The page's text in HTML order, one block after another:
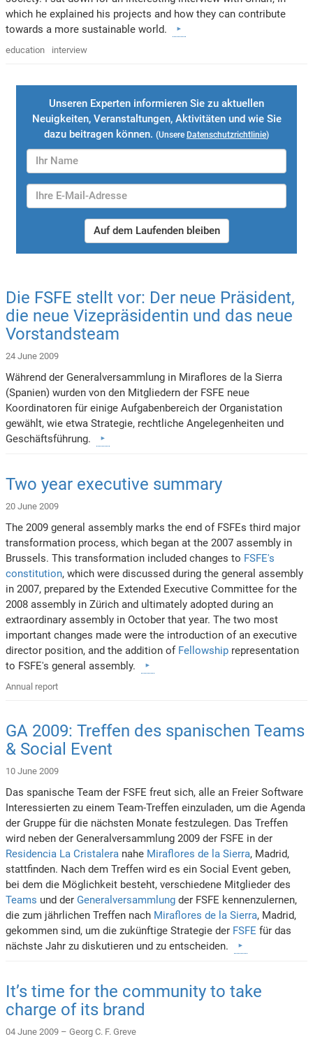
which he explained his projects and how they can contribute
towards a more sustainable world.
education interview
Unseren Experten informieren Sie zu aktuellen
Neuigkeiten, Veranstaltungen, Aktivitäten und wie Sie
dazu beitragen können. (Unsere Datenschutzrichtlinie)
Auf dem Laufenden bleiben
Die FSFE stellt vor: Der neue Präsident,
die neue Vizepräsidentin und das neue
Vorstandsteam
24 June 2009
Während der Generalversammlung in Miraflores de la Sierra
(Spanien) wurden von den Mitgliedern der FSFE neue
Koordinatoren für einige Aufgabenbereich der Organistation
gewählt, wie etwa Strategie, rechtliche Angelegenheiten und
Geschäftsführung.
Two year executive summary
20 June 2009
The 2009 general assembly marks the end of FSFEs third major
transformation process, which began at the 2007 assembly in
Brussels. This transformation included changes to FSFE's
constitution, which were discussed during the general assembly
in 2007, prepared by the Extended Executive Committee for the
2008 assembly in Zürich and ultimately adopted during an
extraordinary assembly in October that year. The two most
important changes made were the introduction of an executive
director position, and the addition of Fellowship representation
to FSFE's general assembly.
Annual report
GA 2009: Treffen des spanischen Teams
& Social Event
10 June 2009
Das spanische Team der FSFE freut sich, alle an Freier Software
Interessierten zu einem Team-Treffen einzuladen, um die Agenda
der Gruppe für die nächsten Monate festzulegen. Das Treffen
wird neben der Generalversammlung 2009 der FSFE in der
Residencia La Cristalera nahe Miraflores de la Sierra, Madrid,
stattfinden. Nach dem Treffen wird es ein Social Event geben,
bei dem die Möglichkeit besteht, verschiedene Mitglieder des
Teams und der Generalversammlung der FSFE kennenzulernen,
die zum jährlichen Treffen nach Miraflores de la Sierra, Madrid,
gekommen sind, um die zukünftige Strategie der FSFE für das
nächste Jahr zu diskutieren und zu entscheiden.
It’s time for the community to take
charge of its brand
04 June 2009 –Georg C. F. Greve